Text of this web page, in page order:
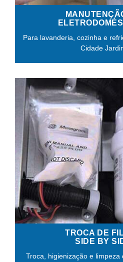
Para lavanderia, cozinha e
Cidade
TROCA DE
SIDE BY
Troca, higienização e limpeza